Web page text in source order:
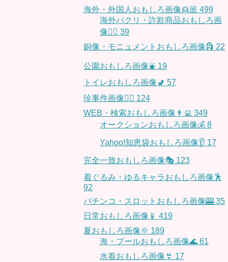
海外・外国人おもしろ画像👱🏼 499
海外パクリ・詐欺商品おもしろ画
像🙅‍♀️ 39
銅像・モニュメントおもしろ画像🗿 22
公園おもしろ画像⛲️ 19
トイレおもしろ画像🚽 57
珍事件画像👮‍♂️ 124
WEB・検索おもしろ画像👨‍💻 349
オークションおもしろ画像💰 8
Yahoo!知恵袋おもしろ画像👂 17
完全一致おもしろ画像🎭 123
着ぐるみ・ゆるキャラおもしろ画像🕺
92
パチンコ・スロットおもしろ画像🎰 35
日常おもしろ画像📱 419
夏おもしろ画像🌞 189
海・プールおもしろ画像🌊 61
水着おもしろ画像👙 17